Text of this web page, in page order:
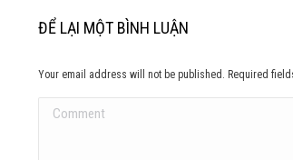
ĐỂ LẠI MỘT BÌNH LUẬN
Your email address will not be published. Required
Comment